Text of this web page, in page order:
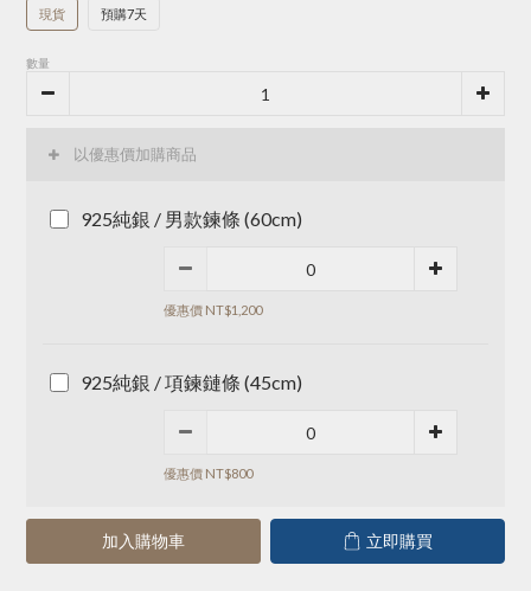
現貨 預購7天
數量
以優惠價加購商品
925純銀 / 男款鍊條 (60cm)
優惠價 NT$1,200
925純銀 / 項鍊鏈條 (45cm)
優惠價 NT$800
加入購物車 立即購買